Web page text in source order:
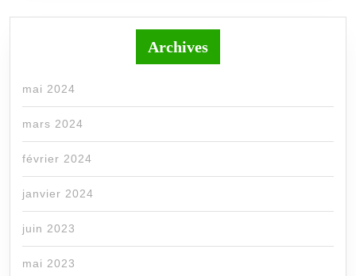
Archives
mai 2024
mars 2024
février 2024
janvier 2024
juin 2023
mai 2023